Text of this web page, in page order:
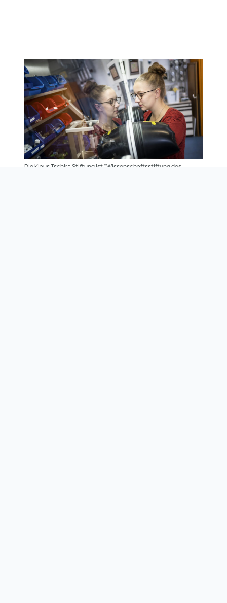
Die Klaus Tschira Stiftung ist "Wissenschaftsstiftung des